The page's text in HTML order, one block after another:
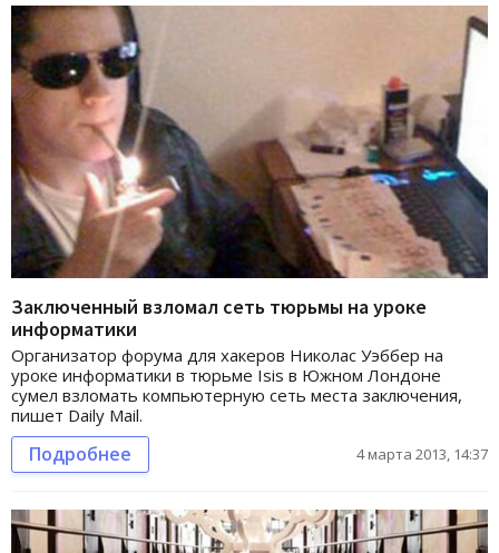
Заключенный взломал сеть тюрьмы на уроке
информатики
Организатор форума для хакеров Николас Уэббер на
уроке информатики в тюрьме Isis в Южном Лондоне
сумел взломать компьютерную сеть места заключения,
пишет Daily Mail.
Подробнее 4 марта 2013, 14:37